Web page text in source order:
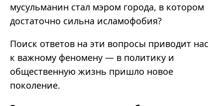
мусульманин стал мэром города, в котором
достаточно сильна исламофобия?
Поиск ответов на эти вопросы приводит нас
к важному феномену — в политику и
общественную жизнь пришло новое
поколение.